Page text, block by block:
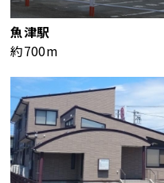
魚津駅
約700m